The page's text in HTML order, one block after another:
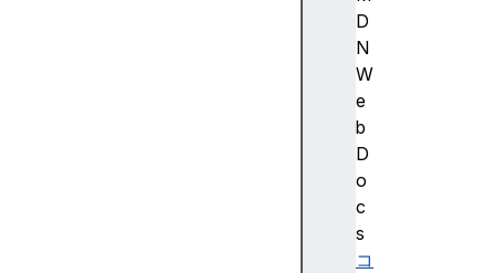
D
N
W
e
b
D
o
c
s
コ